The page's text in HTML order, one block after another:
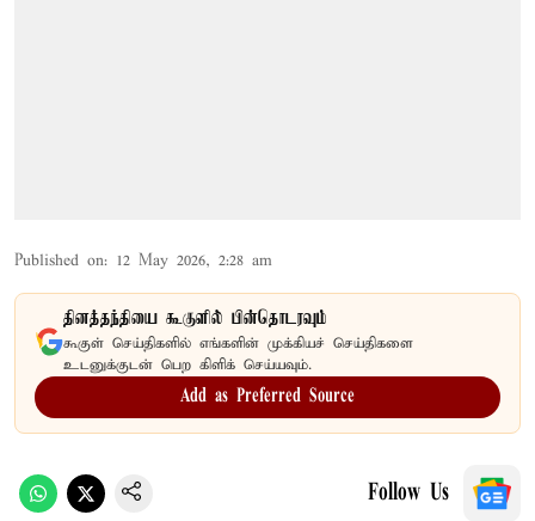
Published on: 12 May 2026, 2:28 am
தினத்தந்தியை கூகுளில் பின்தொடரவும்
கூகுள் செய்திகளில் எங்களின் முக்கியச் செய்திகளை
உடனுக்குடன் பெற கிளிக் செய்யவும்.
Add as Preferred Source
Follow Us